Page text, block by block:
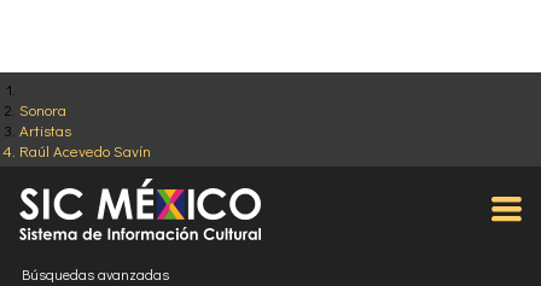
Sonora
Artistas
Raúl Acevedo Savín
Búsquedas avanzadas